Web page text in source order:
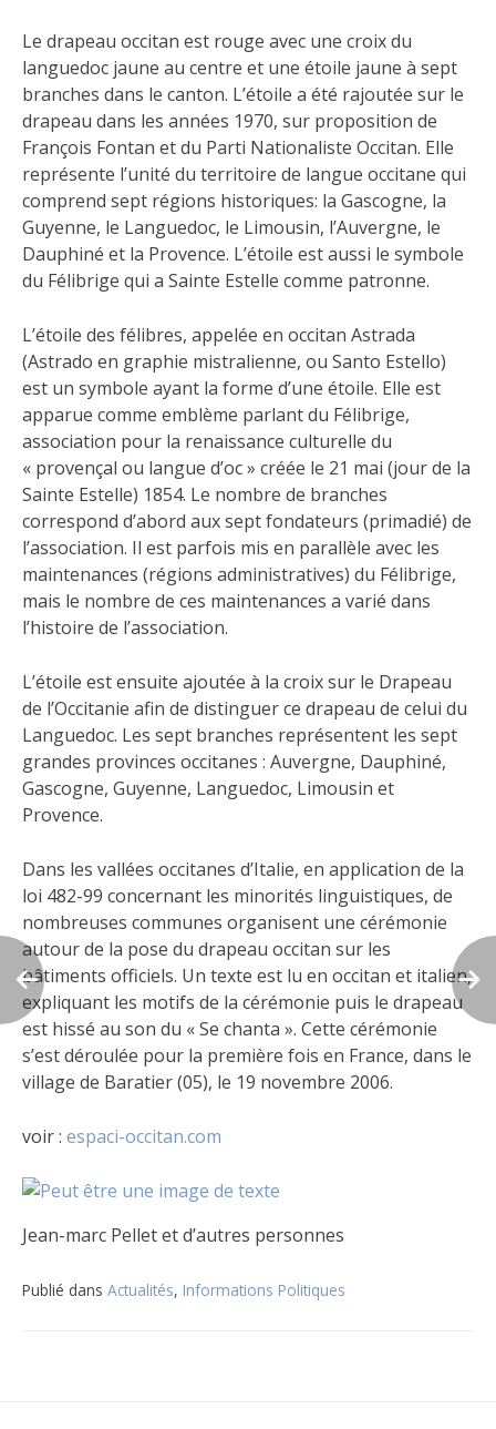
Le drapeau occitan est rouge avec une croix du
languedoc jaune au centre et une étoile jaune à sept
branches dans le canton. L’étoile a été rajoutée sur le
drapeau dans les années 1970, sur proposition de
François Fontan et du Parti Nationaliste Occitan. Elle
représente l’unité du territoire de langue occitane qui
comprend sept régions historiques: la Gascogne, la
Guyenne, le Languedoc, le Limousin, l’Auvergne, le
Dauphiné et la Provence. L’étoile est aussi le symbole
du Félibrige qui a Sainte Estelle comme patronne.
L’étoile des félibres, appelée en occitan Astrada
(Astrado en graphie mistralienne, ou Santo Estello)
est un symbole ayant la forme d’une étoile. Elle est
apparue comme emblème parlant du Félibrige,
association pour la renaissance culturelle du
« provençal ou langue d’oc » créée le 21 mai (jour de la
Sainte Estelle) 1854. Le nombre de branches
correspond d’abord aux sept fondateurs (primadié) de
l’association. Il est parfois mis en parallèle avec les
maintenances (régions administratives) du Félibrige,
mais le nombre de ces maintenances a varié dans
l’histoire de l’association.
L’étoile est ensuite ajoutée à la croix sur le Drapeau
de l’Occitanie afin de distinguer ce drapeau de celui du
Languedoc. Les sept branches représentent les sept
grandes provinces occitanes : Auvergne, Dauphiné,
Gascogne, Guyenne, Languedoc, Limousin et
Provence.
Dans les vallées occitanes d’Italie, en application de la
loi 482-99 concernant les minorités linguistiques, de
nombreuses communes organisent une cérémonie
autour de la pose du drapeau occitan sur les
bâtiments officiels. Un texte est lu en occitan et italien,
expliquant les motifs de la cérémonie puis le drapeau
est hissé au son du « Se chanta ». Cette cérémonie
s’est déroulée pour la première fois en France, dans le
village de Baratier (05), le 19 novembre 2006.
voir : espaci-occitan.com
Jean-marc Pellet et d’autres personnes
Publié dans Actualités, Informations Politiques